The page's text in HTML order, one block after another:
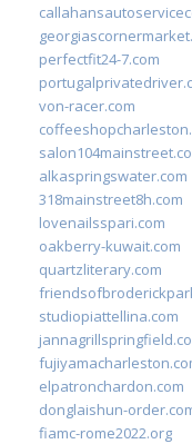
perfectfit24-7.com
von-racer.com
alkaspringswater.com
318mainstreet8h.com
lovenailsspari.com
oakberry-kuwait.com
quartzliterary.com
studiopiattellina.com
elpatronchardon.com
donglaishun-
fiamc-rome2022.org